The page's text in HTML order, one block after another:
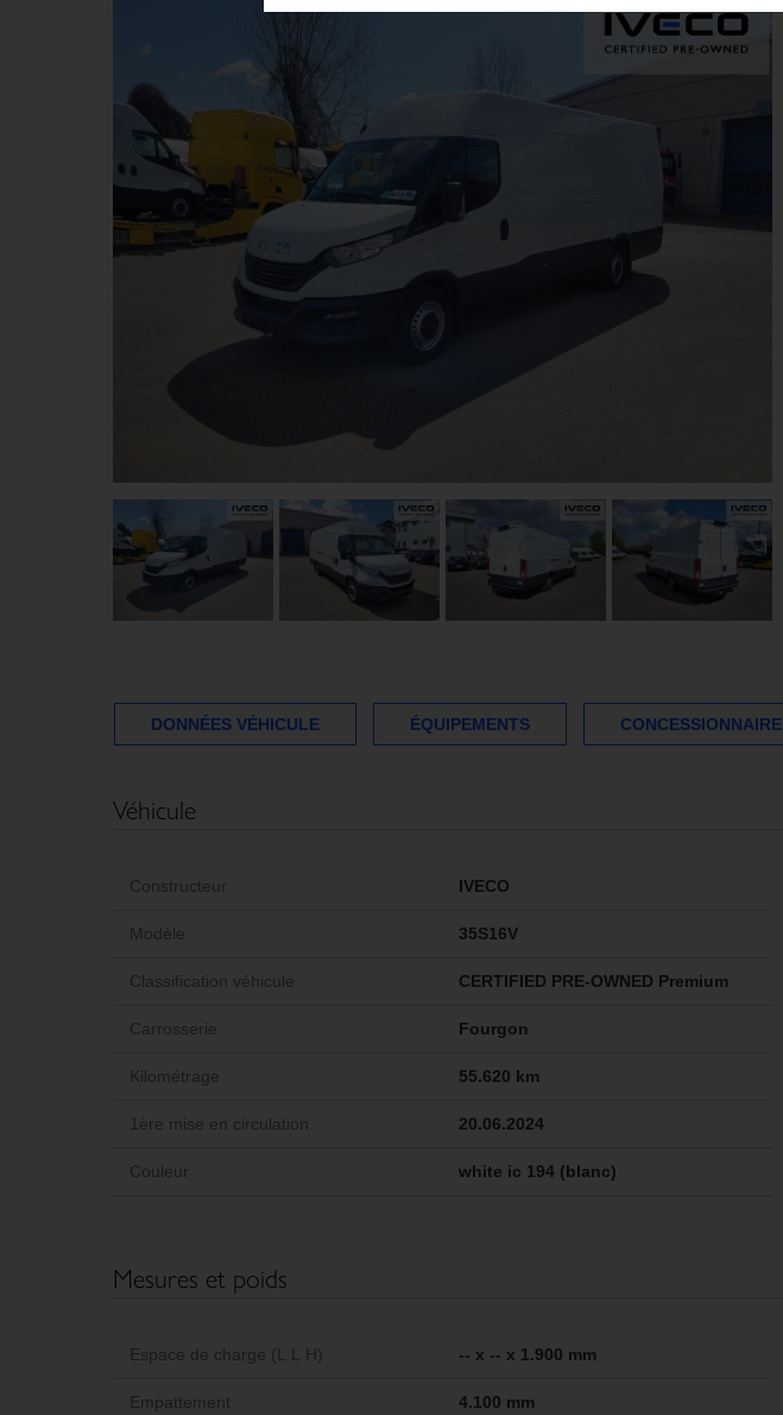
DONNÉES VÉHICULE ÉQUIPEMENTS CONCESSIONNAIRE
Véhicule
Constructeur IVECO
Modèle 35S16V
Classification véhicule CERTIFIED PRE-OWNED Premium
Carrosserie Fourgon
Kilométrage 55.620 km
1ère mise en circulation 20.06.2024
Couleur white ic 194 (blanc)
Mesures et poids
Espace de charge (L L H) -- x -- x 1.900 mm
Empattement 4.100 mm